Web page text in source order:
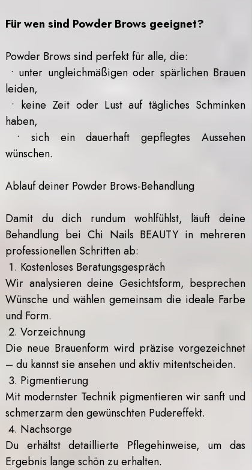
Für wen sind Powder Brows geeignet?
Powder Brows sind perfekt für alle, die:
• unter ungleichmäßigen oder spärlichen Brauen
leiden,
• keine Zeit oder Lust auf tägliches Schminken
haben,
• sich ein dauerhaft gepflegtes Aussehen
wünschen.
Ablauf deiner Powder Brows-Behandlung
Damit du dich rundum wohlfühlst, läuft deine
Behandlung bei Chi Nails BEAUTY in mehreren
professionellen Schritten ab:
1. Kostenloses Beratungsgespräch
Wir analysieren deine Gesichtsform, besprechen
Wünsche und wählen gemeinsam die ideale Farbe
und Form.
2. Vorzeichnung
Die neue Brauenform wird präzise vorgezeichnet
– du kannst sie ansehen und aktiv mitentscheiden.
3. Pigmentierung
Mit modernster Technik pigmentieren wir sanft und
schmerzarm den gewünschten Pudereffekt.
4. Nachsorge
Du erhältst detaillierte Pflegehinweise, um das
Ergebnis lange schön zu erhalten.